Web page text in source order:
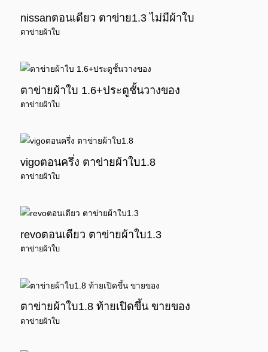
nissanตอนเดียว ตาข่าย1.3 ไม่มีผ้าใบ
ตาข่ายผ้าใบ
ตาข่ายผ้าใบ 1.6+ประตูชั้นวางของ
ตาข่ายผ้าใบ
vigoตอนครึ่ง ตาข่ายผ้าใบ1.8
ตาข่ายผ้าใบ
revoตอนเดียว ตาข่ายผ้าใบ1.3
ตาข่ายผ้าใบ
ตาข่ายผ้าใบ1.8 ท้ายเปิดขึ้น ขายของ
ตาข่ายผ้าใบ